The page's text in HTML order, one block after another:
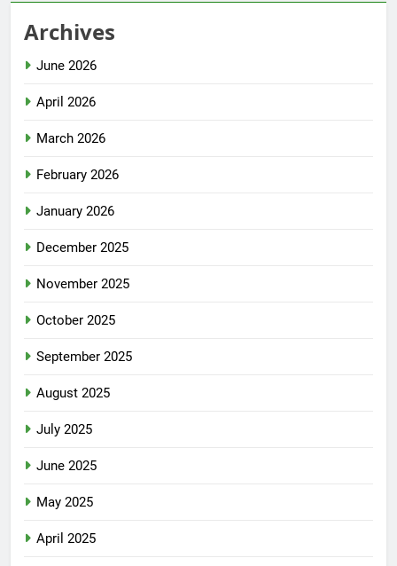
Archives
June 2026
April 2026
March 2026
February 2026
January 2026
December 2025
November 2025
October 2025
September 2025
August 2025
July 2025
June 2025
May 2025
April 2025